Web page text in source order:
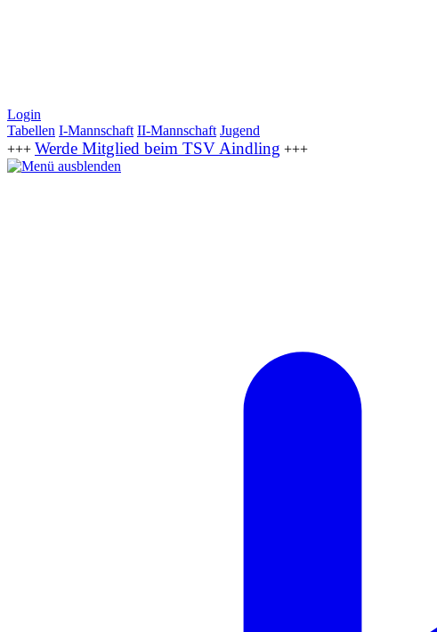
Login
Tabellen I-Mannschaft II-Mannschaft Jugend
+++ Werde Mitglied beim TSV Aindling +++